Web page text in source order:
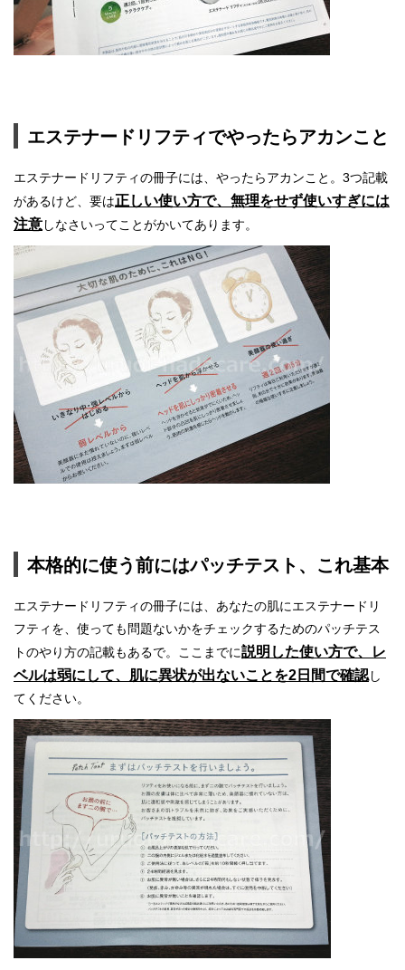
エステナードリフティでやったらアカンこと
エステナードリフティの冊子には、やったらアカンこと。3つ記載
があるけど、要は正しい使い方で、無理をせず使いすぎには
注意しなさいってことがかいてあります。
本格的に使う前にはパッチテスト、これ基本
エステナードリフティの冊子には、あなたの肌にエステナードリ
フティを、使っても問題ないかをチェックするためのパッチテス
トのやり方の記載もあるで。ここまでに説明した使い方で、レ
ベルは弱にして、肌に異状が出ないことを2日間で確認し
てください。